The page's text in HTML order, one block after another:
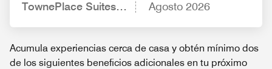
TownePlace Suites by Marriott El Paso Airport
Agosto 2026
Acumula experiencias cerca de casa y obtén mínimo dos
de los siguientes beneficios adicionales en tu próximo